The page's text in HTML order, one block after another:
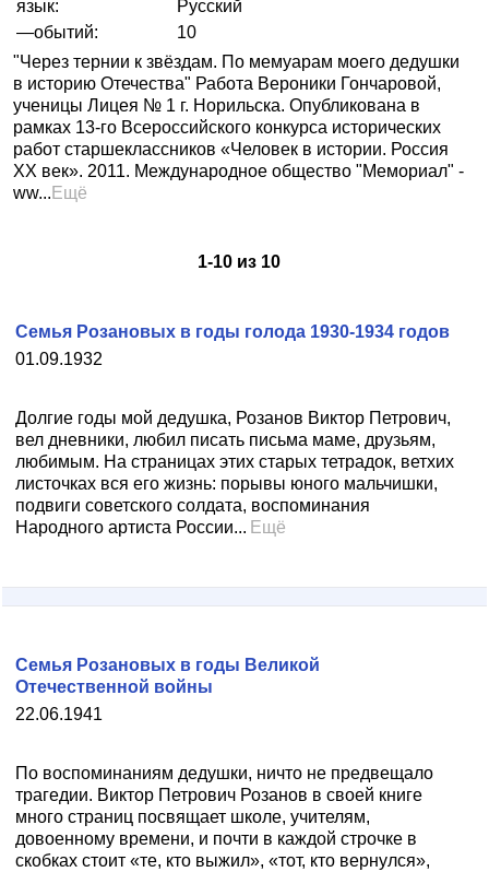
язык:
Русский
—обытий:
10
"Через тернии к звёздам. По мемуарам моего дедушки
в историю Отечества" Работа Вероники Гончаровой,
ученицы Лицея № 1 г. Норильска. Опубликована в
рамках 13-го Всероссийского конкурса исторических
работ старшеклассников «Человек в истории. Россия
XX век». 2011. Международное общество "Мемориал" -
ww... Ещё
1-10 из 10
01.09.1932
Семья Розановых в годы голода 1930-1934 годов
Долгие годы мой дедушка, Розанов Виктор Петрович,
вел дневники, любил писать письма маме, друзьям,
любимым. На страницах этих старых тетрадок, ветхих
листочках вся его жизнь: порывы юного мальчишки,
подвиги советского солдата, воспоминания
Народного артиста России... Ещё
22.06.1941
Семья Розановых в годы Великой
Отечественной войны
По воспоминаниям дедушки, ничто не предвещало
трагедии. Виктор Петрович Розанов в своей книге
много страниц посвящает школе, учителям,
довоенному времени, и почти в каждой строчке в
скобках стоит «те, кто выжил», «тот, кто вернулся»,